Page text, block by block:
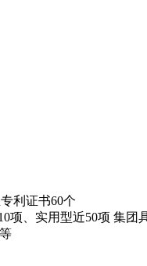
利证书60个
项、实用型近50项 集